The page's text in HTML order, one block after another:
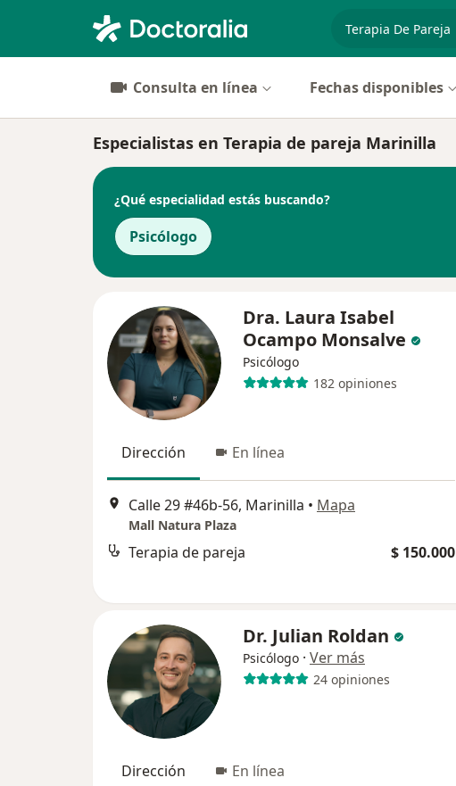
Consulta en línea Fechas disponibles
Especialistas en Terapia de pareja Marinilla
¿Qué especialidad estás buscando?
Psicólogo
Dra. Laura Isabel
Ocampo Monsalve
Psicólogo
182 opiniones
Dirección En línea
Calle 29 #46b-56, Marinilla • Mapa
Mall Natura Plaza
Terapia de pareja $ 150.000
Dr. Julian Roldan
Psicólogo · Ver más
24 opiniones
Dirección En línea